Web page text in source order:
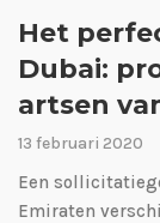
Het
Dubai:
artsen
13 februari 2020
Een
Emiraten